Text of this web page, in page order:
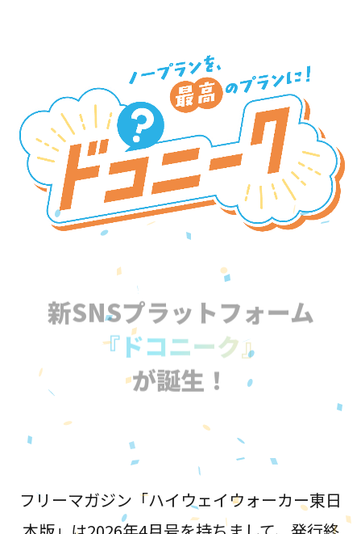
新SNSプラットフォーム
『ドコニーク』
が誕生！
フリーマガジン「ハイウェイウォーカー東日